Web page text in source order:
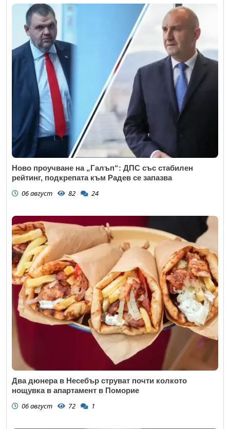
Ново проучване на „Галъп“: ДПС със стабилен
рейтинг, подкрепата към Радев се запазва
06 август 82 24
Два дюнера в Несебър струват почти колкото
нощувка в апартамент в Поморие
06 август 72 1